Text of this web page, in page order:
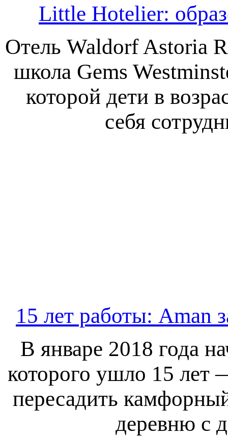
Little Hotelier:
Отель Waldorf Astoria
школа Gems
которой дети в
себя
15 лет работы: Aman
В январе 2018 года
которого ушло 15 лет
пересадить
деревню с